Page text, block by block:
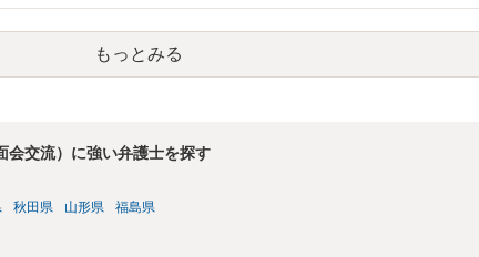
保全処分（仮処分）を先行して出すことには慎重になる（本案と同時に
士へ依頼済みであれば、見通しについては担当弁護士の意見が最も信頼
もっとみる
会交流）に強い弁護士を探す
秋田県 山形県 福島県